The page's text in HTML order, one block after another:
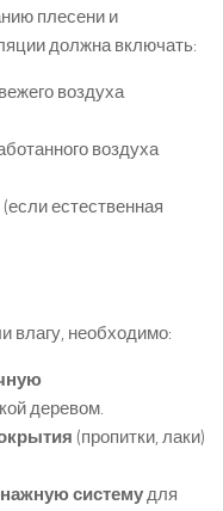
плесени и
должна включать:
воздуха
воздуха
(если естественная
влагу, необходимо:
деревом.
(пропитки, лаки)
системудля